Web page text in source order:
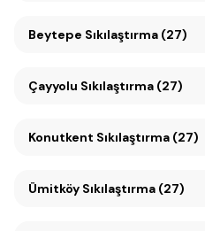
Beytepe Sıkılaştırma (27)
Çayyolu Sıkılaştırma (27)
Konutkent Sıkılaştırma (27)
Ümitköy Sıkılaştırma (27)